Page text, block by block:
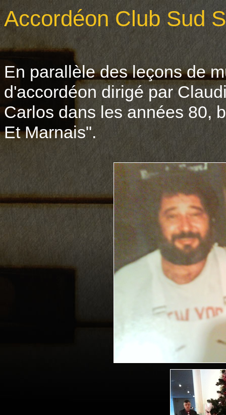
Accordéon Club Sud
En parallèle des leçons de
d'accordéon dirigé par
Carlos dans les années 80,
Et Marnais".